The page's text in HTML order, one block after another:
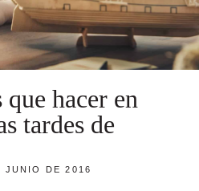
hacer en
tardes de
JUNIO DE 2016